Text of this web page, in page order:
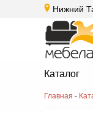
Нижний
Каталог
Главная -